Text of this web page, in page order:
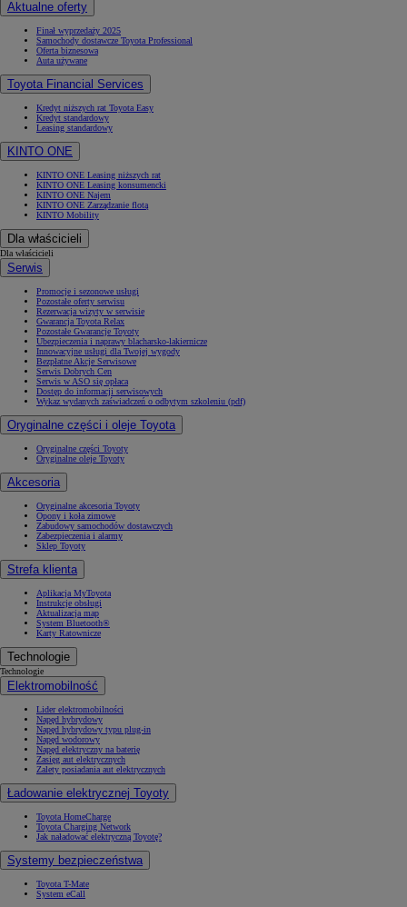
Aktualne oferty
Finał wyprzedaży 2025
Samochody dostawcze Toyota Professional
Oferta biznesowa
Auta używane
Toyota Financial Services
Kredyt niższych rat Toyota Easy
Kredyt standardowy
Leasing standardowy
KINTO ONE
KINTO ONE Leasing niższych rat
KINTO ONE Leasing konsumencki
KINTO ONE Najem
KINTO ONE Zarządzanie flotą
KINTO Mobility
Dla właścicieli
Dla właścicieli
Serwis
Promocje i sezonowe usługi
Pozostałe oferty serwisu
Rezerwacja wizyty w serwisie
Gwarancja Toyota Relax
Pozostałe Gwarancje Toyoty
Ubezpieczenia i naprawy blacharsko-lakiernicze
Innowacyjne usługi dla Twojej wygody
Bezpłatne Akcje Serwisowe
Serwis Dobrych Cen
Serwis w ASO się opłaca
Dostęp do informacji serwisowych
Wykaz wydanych zaświadczeń o odbytym szkoleniu (pdf)
Oryginalne części i oleje Toyota
Oryginalne części Toyoty
Oryginalne oleje Toyoty
Akcesoria
Oryginalne akcesoria Toyoty
Opony i koła zimowe
Zabudowy samochodów dostawczych
Zabezpieczenia i alarmy
Sklep Toyoty
Strefa klienta
Aplikacja MyToyota
Instrukcje obsługi
Aktualizacja map
System Bluetooth®
Karty Ratownicze
Technologie
Technologie
Elektromobilność
Lider elektromobilności
Napęd hybrydowy
Napęd hybrydowy typu plug-in
Napęd wodorowy
Napęd elektryczny na baterię
Zasięg aut elektrycznych
Zalety posiadania aut elektrycznych
Ładowanie elektrycznej Toyoty
Toyota HomeCharge
Toyota Charging Network
Jak naładować elektryczną Toyotę?
Systemy bezpieczeństwa
Toyota T-Mate
System eCall